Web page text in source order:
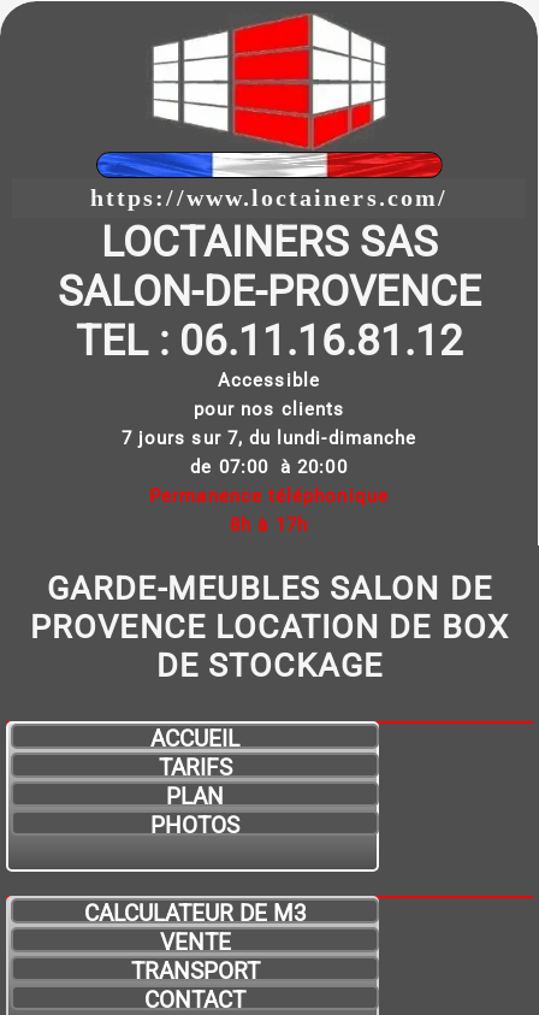
https://www.loctainers.com/
LOCTAINERS SAS
SALON-DE-PROVENCE
TEL : 06.11.16.81.12
Accessible
pour nos clients
7 jours sur 7, du lundi-dimanche
de 07:00 à 20:00
Permanence téléphonique
8h à 17h
GARDE-MEUBLES SALON DE
PROVENCE LOCATION DE BOX
DE STOCKAGE
ACCUEIL
TARIFS
PLAN
PHOTOS
CALCULATEUR DE M3
VENTE
TRANSPORT
CONTACT